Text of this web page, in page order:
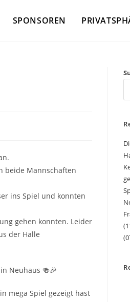
SPONSOREN
beide Mannschaften
ins Spiel und konnten
gehen konnten. Leider
der Halle
Neuhaus 🍻🎉
mega Spiel gezeigt hast